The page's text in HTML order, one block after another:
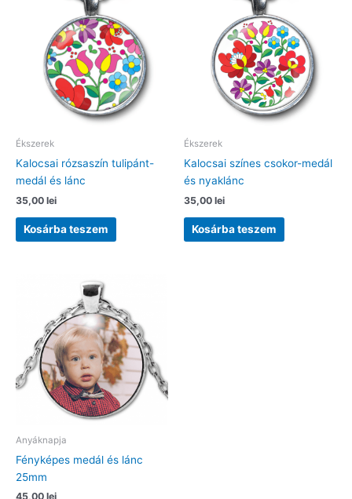
Ékszerek
Kalocsai rózsaszín tulipánt-
medál és lánc
35,00 lei
Kosárba teszem
Ékszerek
Kalocsai színes csokor-medál
és nyaklánc
35,00 lei
Kosárba teszem
Anyáknapja
Fényképes medál és lánc
25mm
45,00 lei